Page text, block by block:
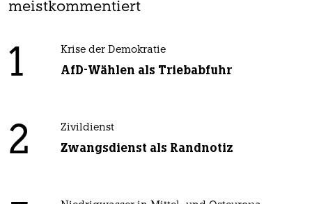
meistkommentiert
1 Krise der Demokratie
AfD-Wählen als Triebabfuhr
2 Zivildienst
Zwangsdienst als Randnotiz